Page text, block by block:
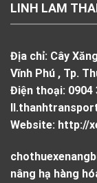
LINH LAM
Địa chỉ: Cây
Vĩnh Phú , Tp.
Điện thoại: 0904
Website: http://
nâng hạ hàng